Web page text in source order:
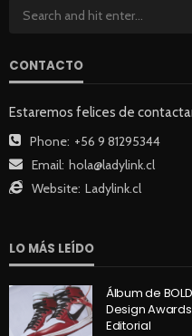
CONTACTO
Estaremos felices de
Phone: +56 9 81295344
Email: hola@ladylink.cl
Website: Ladylink.cl
LO MÁS LEÍDO
Álbum de
Design
Editorial